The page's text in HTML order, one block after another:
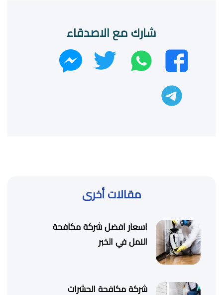
شارك مع الاصدقاء
فيسبوك
واتساب تويتر
مقالات أخرى
اسعار افضل شركة مكافحة
النمل في الخبر
شركة مكافحة الحشرات